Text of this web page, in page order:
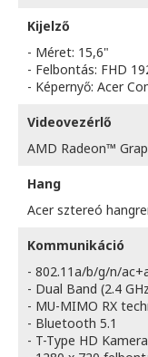
Kijelző
- Méret: 15,6"
- Felbontás: FHD
- Képernyő: Acer
Videovezérlő
AMD Radeon™
Hang
Acer sztereó
Kommunikáció
- 802.11a/b/g/n/
- Dual Band (2.4
- MU-MIMO RX
- Bluetooth 5.1
- T-Type HD Kamera